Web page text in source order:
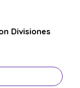
Divisiones